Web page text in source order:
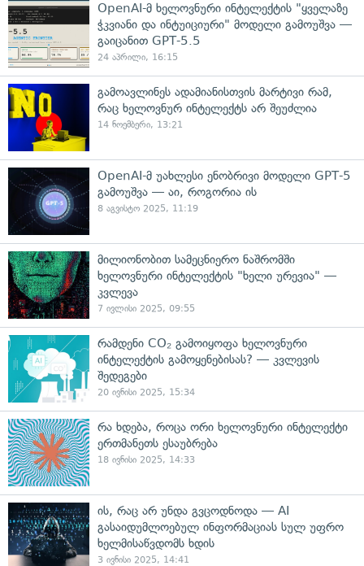
OpenAI-მ ხელოვნური ინტელექტის "ყველაზე
ჭკვიანი და ინტუიციური" მოდელი გამოუშვა —
გაიცანით GPT-5.5
24 აპრილი, 16:15
გამოავლინეს ადამიანისთვის მარტივი რამ,
რაც ხელოვნურ ინტელექტს არ შეუძლია
14 ნოემბერი, 13:21
OpenAI-მ უახლესი ენობრივი მოდელი GPT-5
გამოუშვა — აი, როგორია ის
8 აგვისტო 2025, 11:19
მილიონობით სამეცნიერო ნაშრომში
ხელოვნური ინტელექტის "ხელი ურევია" —
კვლევა
7 ივლისი 2025, 09:55
რამდენი CO₂ გამოიყოფა ხელოვნური
ინტელექტის გამოყენებისას? — კვლევის
შედეგები
20 ივნისი 2025, 15:34
რა ხდება, როცა ორი ხელოვნური ინტელექტი
ერთმანეთს ესაუბრება
18 ივნისი 2025, 14:33
ის, რაც არ უნდა გვცოდნოდა — AI
გასაიდუმლოებულ ინფორმაციას სულ უფრო
ხელმისაწვდომს ხდის
3 ივნისი 2025, 14:41